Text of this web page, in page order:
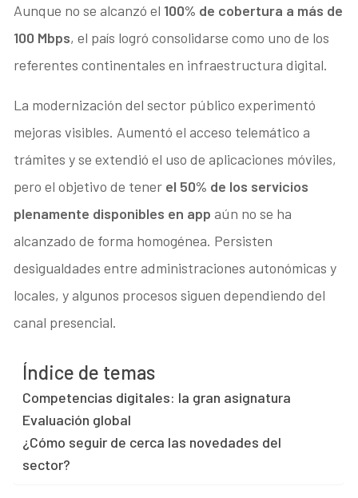
Aunque no se alcanzó el100% de cobertura a más de
100 Mbps, el país logró consolidarse como uno de los
referentes continentales en infraestructura digital.
La modernización del sector público experimentó
mejoras visibles. Aumentó el acceso telemático a
trámites y se extendió el uso de aplicaciones móviles,
pero el objetivo de tener el 50% de los servicios
plenamente disponibles en app aún no se ha
alcanzado de forma homogénea. Persisten
desigualdades entre administraciones autonómicas y
locales, y algunos procesos siguen dependiendo del
canal presencial.
Índice de temas
Competencias digitales: la gran asignatura
Evaluación global
¿Cómo seguir de cerca las novedades del
sector?